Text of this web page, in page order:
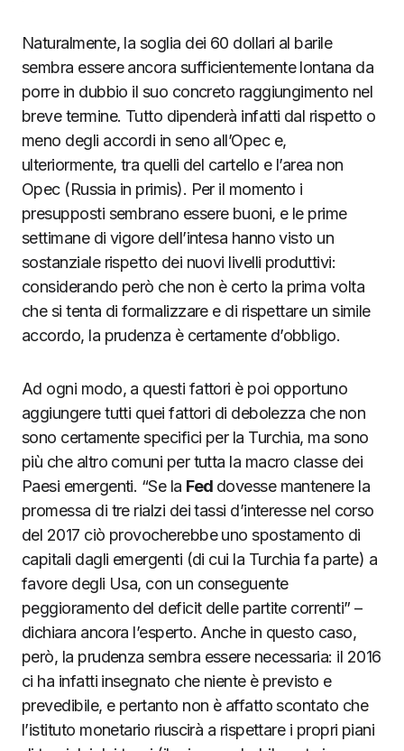
Naturalmente, la soglia dei 60 dollari al barile
sembra essere ancora sufficientemente lontana da
porre in dubbio il suo concreto raggiungimento nel
breve termine. Tutto dipenderà infatti dal rispetto o
meno degli accordi in seno all’Opec e,
ulteriormente, tra quelli del cartello e l’area non
Opec (Russia in primis). Per il momento i
presupposti sembrano essere buoni, e le prime
settimane di vigore dell’intesa hanno visto un
sostanziale rispetto dei nuovi livelli produttivi:
considerando però che non è certo la prima volta
che si tenta di formalizzare e di rispettare un simile
accordo, la prudenza è certamente d’obbligo.
Ad ogni modo, a questi fattori è poi opportuno
aggiungere tutti quei fattori di debolezza che non
sono certamente specifici per la Turchia, ma sono
più che altro comuni per tutta la macro classe dei
Paesi emergenti. “Se la Fed dovesse mantenere la
promessa di tre rialzi dei tassi d’interesse nel corso
del 2017 ciò provocherebbe uno spostamento di
capitali dagli emergenti (di cui la Turchia fa parte) a
favore degli Usa, con un conseguente
peggioramento del deficit delle partite correnti” –
dichiara ancora l’esperto. Anche in questo caso,
però, la prudenza sembra essere necessaria: il 2016
ci ha infatti insegnato che niente è previsto e
prevedibile, e pertanto non è affatto scontato che
l’istituto monetario riuscirà a rispettare i propri piani